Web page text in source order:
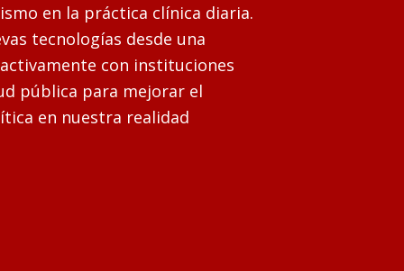
en la práctica clínica diaria.
tecnologías desde una
con instituciones
pública para mejorar el
en nuestra realidad